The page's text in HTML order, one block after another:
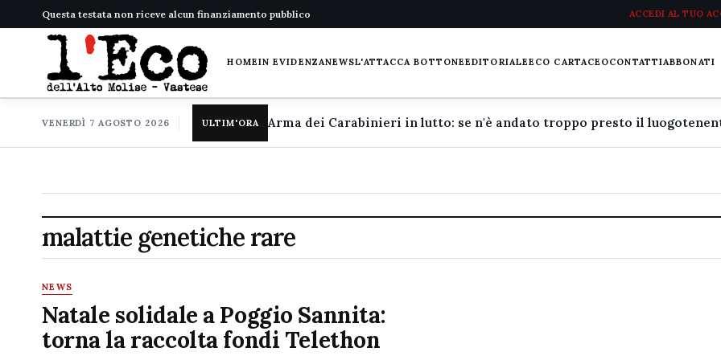
Questa testata non riceve alcun finanziamento pubblico ACCEDI AL TUO
HOMEIN EVIDENZANEWSL'ATTACCA BOTTONEEDITORIALEECO CARTACEOCONTATTIABBONATI
VENERDÌ 7 AGOSTO 2026 ULTIM'ORA
malattie genetiche rare
NEWS
Natale solidale a Poggio Sannita:
torna la raccolta fondi Telethon